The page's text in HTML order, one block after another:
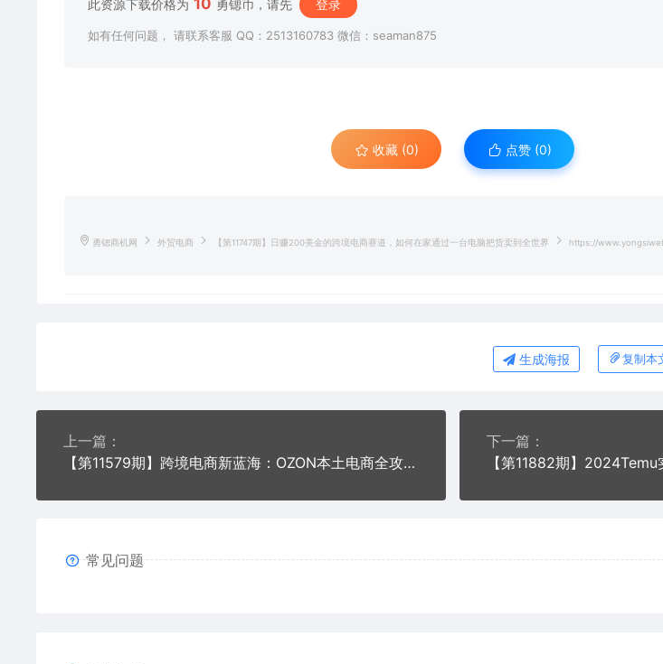
此资源下载价格为 10 勇锶币，请先 登录
如有任何问题， 请联系客服 QQ：2513160783 微信：seaman875
收藏 (0) 点赞 (0)
勇锶商机网 外贸电商 【第11747期】日赚200美金的跨境电商赛道，如何在家通过一台电脑把货卖到全世界 https://
生成海报 复制本
上一篇：
【第11579期】跨境电商新蓝海：OZON本土电商全攻略，选品优化订单处理一网打尽
下一篇：
常见问题